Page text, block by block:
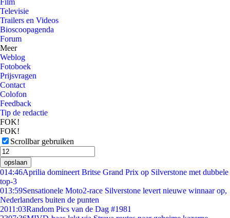
Film
Televisie
Trailers en Videos
Bioscoopagenda
Forum
Meer
Weblog
Fotoboek
Prijsvragen
Contact
Colofon
Feedback
Tip de redactie
FOK!
FOK!
Scrollbar gebruiken
opslaan
014:46Aprilia domineert Britse Grand Prix op Silverstone met dubbele
top-3
013:59Sensationele Moto2-race Silverstone levert nieuwe winnaar op,
Nederlanders buiten de punten
2011:03Random Pics van de Dag #1981